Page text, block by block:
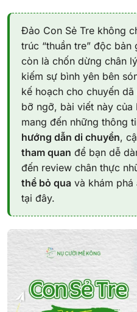
Đảo Con Sẻ Tre không
trúc “thuần tre” độc bản
còn là chốn dừng chân
kiếm sự bình yên bên
kế hoạch cho chuyến
bỡ ngỡ, bài viết này của
mang đến những thông
hướng dẫn di chuyển,
tham quan để bạn dễ
đến review chân thực
thể bỏ qua và khám phá
tại đây.